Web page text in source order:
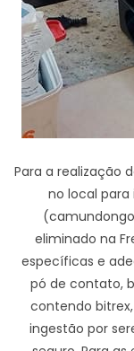
Para a realização
no local
eliminado na
específicas e
pó de contato,
contendo
ingestão por